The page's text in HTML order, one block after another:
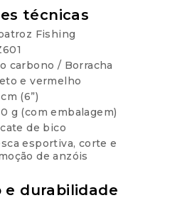
técnicas
Fishing
carbono / Borracha
e vermelho
(6”)
g (com embalagem)
de bico
esportiva, corte e
de anzóis
e durabilidade